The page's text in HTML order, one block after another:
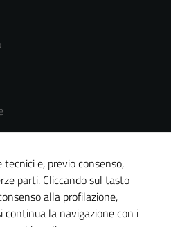
e, previo consenso,
parti. Cliccando sul tasto
alla profilazione,
continua la navigazione con i